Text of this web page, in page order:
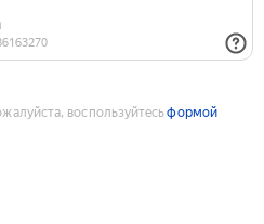
воспользуйтесьформой